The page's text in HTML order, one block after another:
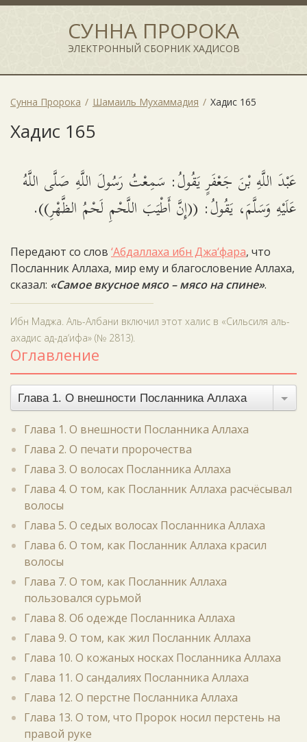
СУННА ПРОРОКА
ЭЛЕКТРОННЫЙ СБОРНИК ХАДИСОВ
Сунна Пророка Шамаиль Мухаммадия Хадис 165
Хадис 165
عَبْدَ اللَّهِ بْنَ جَعْفَرٍ يَقُولُ: سَمِعْتُ رَسُولَ اللَّهِ صَلَّى اللَّهُ
عَلَيْهِ وَسَلَّمَ، يَقُولُ: ((إِنَّ أَطْيَبَ اللَّحْمِ لَحْمُ الظَّهْرِ)).
Передают со слов ‘Абдаллаха ибн Джа‘фара, что
Посланник Аллаха, мир ему и благословение Аллаха,
сказал: «Самое вкусное мясо – мясо на спине».
Ибн Маджа. Аль-Албани включил этот халис в «Сильсиля аль-
ахадис ад-да‘ифа» (№ 2813).
Оглавление
Глава 1. О внешности Посланника Аллаха
Глава 1. О внешности Посланника Аллаха
Глава 2. О печати пророчества
Глава 3. О волосах Посланника Аллаха
Глава 4. О том, как Посланник Аллаха расчёсывал
волосы
Глава 5. О седых волосах Посланника Аллаха
Глава 6. О том, как Посланник Аллаха красил
волосы
Глава 7. О том, как Посланник Аллаха
пользовался сурьмой
Глава 8. Об одежде Посланника Аллаха
Глава 9. О том, как жил Посланник Аллаха
Глава 10. О кожаных носках Посланника Аллаха
Глава 11. О сандалиях Посланника Аллаха
Глава 12. О перстне Посланника Аллаха
Глава 13. О том, что Пророк носил перстень на
правой руке